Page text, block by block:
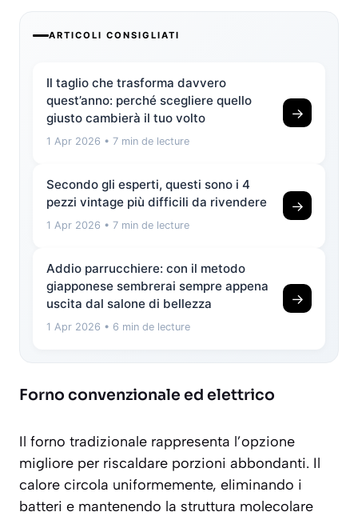
ARTICOLI CONSIGLIATI
Il taglio che trasforma davvero
quest’anno: perché scegliere quello
giusto cambierà il tuo volto
1 Apr 2026 • 7 min de lecture
→
Secondo gli esperti, questi sono i 4
pezzi vintage più difficili da rivendere
1 Apr 2026 • 7 min de lecture
→
Addio parrucchiere: con il metodo
giapponese sembrerai sempre appena
uscita dal salone di bellezza
1 Apr 2026 • 6 min de lecture
→
Forno convenzionale ed elettrico
Il forno tradizionale rappresenta l’opzione
migliore per riscaldare porzioni abbondanti. Il
calore circola uniformemente, eliminando i
batteri e mantenendo la struttura molecolare